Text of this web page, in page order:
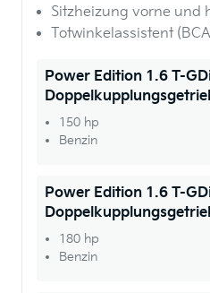
Sitzheizung vorne und
Totwinkelassistent
Power Edition 1.6 T-
150 hp
Benzin
Power Edition 1.6 T-
180 hp
Benzin